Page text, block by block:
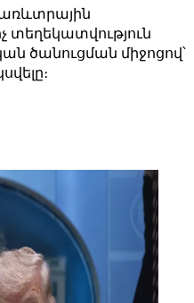
առևտրային
տեղեկատվություն
ծանուցման միջոցով՝